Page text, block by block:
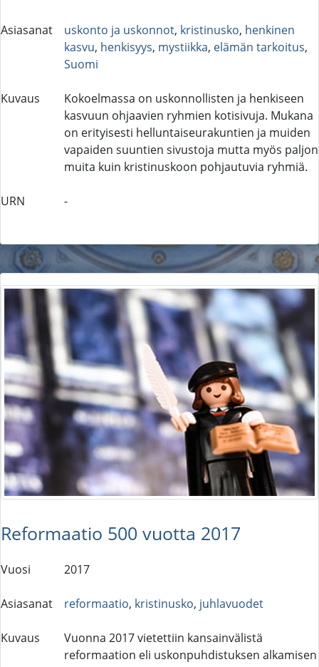
Asiasanat uskonto ja uskonnot, kristinusko, henkinen
kasvu, henkisyys, mystiikka, elämän tarkoitus,
Suomi
Kuvaus
Kokoelmassa on uskonnollisten ja henkiseen
kasvuun ohjaavien ryhmien kotisivuja. Mukana
on erityisesti helluntaiseurakuntien ja muiden
vapaiden suuntien sivustoja mutta myös paljon
muita kuin kristinuskoon pohjautuvia ryhmiä.
URN -
Reformaatio 500 vuotta 2017
Vuosi 2017
Asiasanat reformaatio, kristinusko, juhlavuodet
Kuvaus
Vuonna 2017 vietettiin kansainvälistä
reformaation eli uskonpuhdistuksen alkamisen